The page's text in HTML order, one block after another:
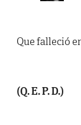
Que falleció
(Q. E. P. D.)